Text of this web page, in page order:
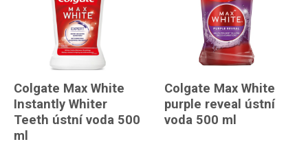
Colgate Max White
Instantly Whiter
Teeth ústní voda 500
ml
Colgate Max White
purple reveal ústní
voda 500 ml